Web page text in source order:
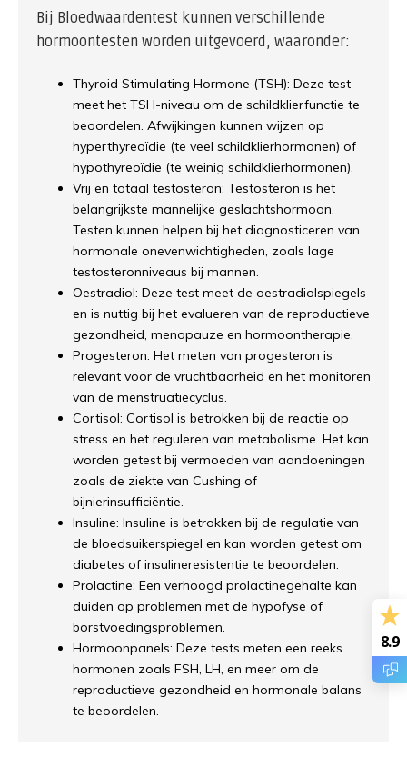
Bij Bloedwaardentest kunnen verschillende
hormoontesten worden uitgevoerd, waaronder:
Thyroid Stimulating Hormone (TSH): Deze test
meet het TSH-niveau om de schildklierfunctie te
beoordelen. Afwijkingen kunnen wijzen op
hyperthyreoïdie (te veel schildklierhormonen) of
hypothyreoïdie (te weinig schildklierhormonen).
Vrij en totaal testosteron: Testosteron is het
belangrijkste mannelijke geslachtshormoon.
Testen kunnen helpen bij het diagnosticeren van
hormonale onevenwichtigheden, zoals lage
testosteronniveaus bij mannen.
Oestradiol: Deze test meet de oestradiolspiegels
en is nuttig bij het evalueren van de reproductieve
gezondheid, menopauze en hormoontherapie.
Progesteron: Het meten van progesteron is
relevant voor de vruchtbaarheid en het monitoren
van de menstruatiecyclus.
Cortisol: Cortisol is betrokken bij de reactie op
stress en het reguleren van metabolisme. Het kan
worden getest bij vermoeden van aandoeningen
zoals de ziekte van Cushing of
bijnierinsufficiëntie.
Insuline: Insuline is betrokken bij de regulatie van
de bloedsuikerspiegel en kan worden getest om
diabetes of insulineresistentie te beoordelen.
Prolactine: Een verhoogd prolactinegehalte kan
duiden op problemen met de hypofyse of
borstvoedingsproblemen.
Hormoonpanels: Deze tests meten een reeks
hormonen zoals FSH, LH, en meer om de
reproductieve gezondheid en hormonale balans
te beoordelen.
8.9